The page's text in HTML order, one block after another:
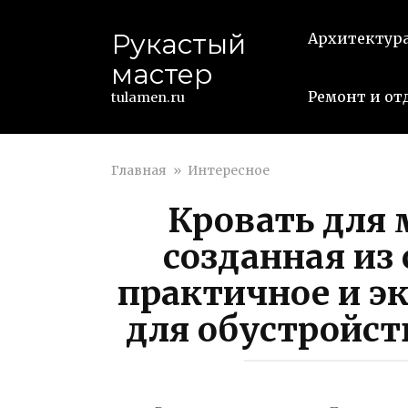
Рукастый
мастер
tulamen.ru Ремонт и
Главная » Интересное
Кровать для
созданная
практичное и
для